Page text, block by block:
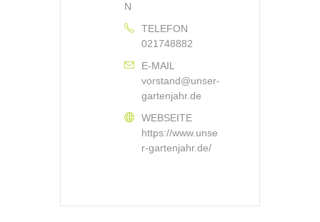
N
TELEFON
021748882
E-MAIL
vorstand@unser-
gartenjahr.de
WEBSEITE
https://www.unse
r-gartenjahr.de/